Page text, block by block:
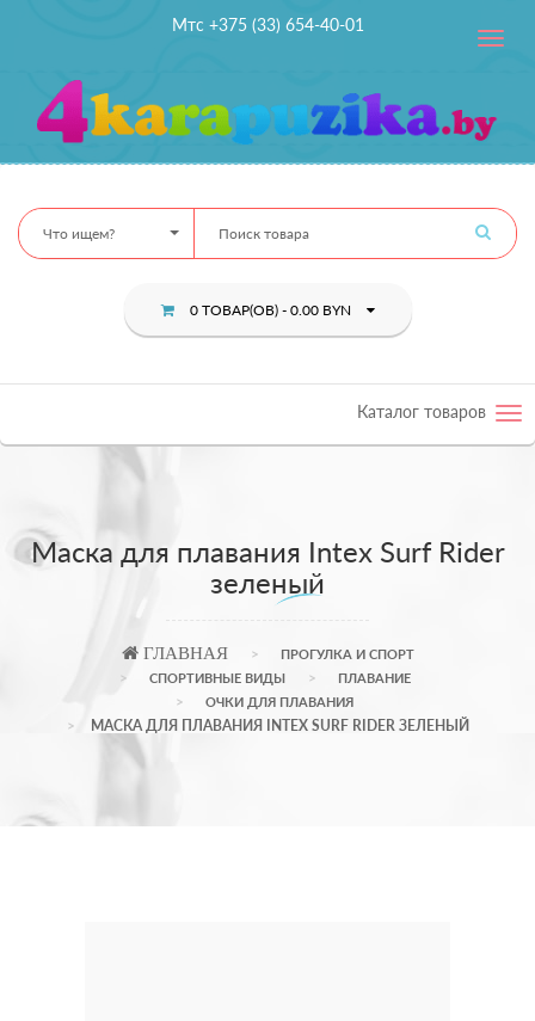
Мтс +375 (33) 654-40-01
Toggle
Что ищем?
0 ТОВАР(ОВ) - 0.00 BYN
Каталог товаров
Маска для плавания Intex Surf Rider
зеленый
ГЛАВНАЯ
ПРОГУЛКА И СПОРТ
СПОРТИВНЫЕ ВИДЫ
ПЛАВАНИЕ
ОЧКИ ДЛЯ ПЛАВАНИЯ
МАСКА ДЛЯ ПЛАВАНИЯ INTEX SURF RIDER ЗЕЛЕНЫЙ